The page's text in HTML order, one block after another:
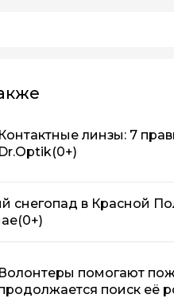
Контактные линзы: 7
Dr.Optik(0+)
снегопад в Красной
(0+)
Волонтеры помогают
поиск её